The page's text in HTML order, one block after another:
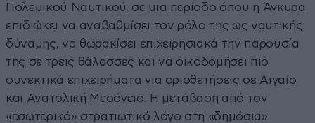
Πολεμικού Ναυτικού, σε μια περίοδο όπου η Άγκυρα
επιδιώκει να αναβαθμίσει τον ρόλο της ως ναυτικής
δύναμης, να θωρακίσει επιχειρησιακά την παρουσία
της σε τρεις θάλασσες και να οικοδομήσει πιο
συνεκτικά επιχειρήματα για οριοθετήσεις σε Αιγαίο
και Ανατολική Μεσόγειο. Η μετάβαση από τον
«εσωτερικό» στρατιωτικό λόγο στη «δημόσια»